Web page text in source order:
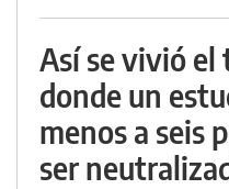
Así se vivió
donde un
menos a seis
ser